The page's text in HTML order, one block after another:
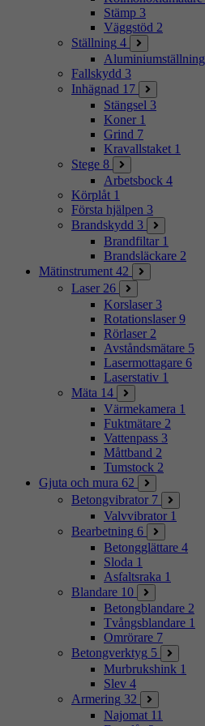
Stämp 3
Väggstöd 2
Ställning 4
Aluminiumställning
Fallskydd 3
Inhägnad 17
Stängsel 3
Koner 1
Grind 7
Kravallstaket 1
Stege 8
Arbetsbock 4
Körplåt 1
Första hjälpen 3
Brandskydd 3
Brandfiltar 1
Brandsläckare 2
Mätinstrument 42
Laser 26
Korslaser 3
Rotationslaser 9
Rörlaser 2
Avståndsmätare 5
Lasermottagare 6
Laserstativ 1
Mäta 14
Värmekamera 1
Fuktmätare 2
Vattenpass 3
Måttband 2
Tumstock 2
Gjuta och mura 62
Betongvibrator 7
Valvvibrator 1
Bearbetning 6
Betongglättare 4
Sloda 1
Asfaltsraka 1
Blandare 10
Betongblandare 2
Tvångsblandare 1
Omrörare 7
Betongverktyg 5
Murbrukshink 1
Slev 4
Armering 32
Najomat 11